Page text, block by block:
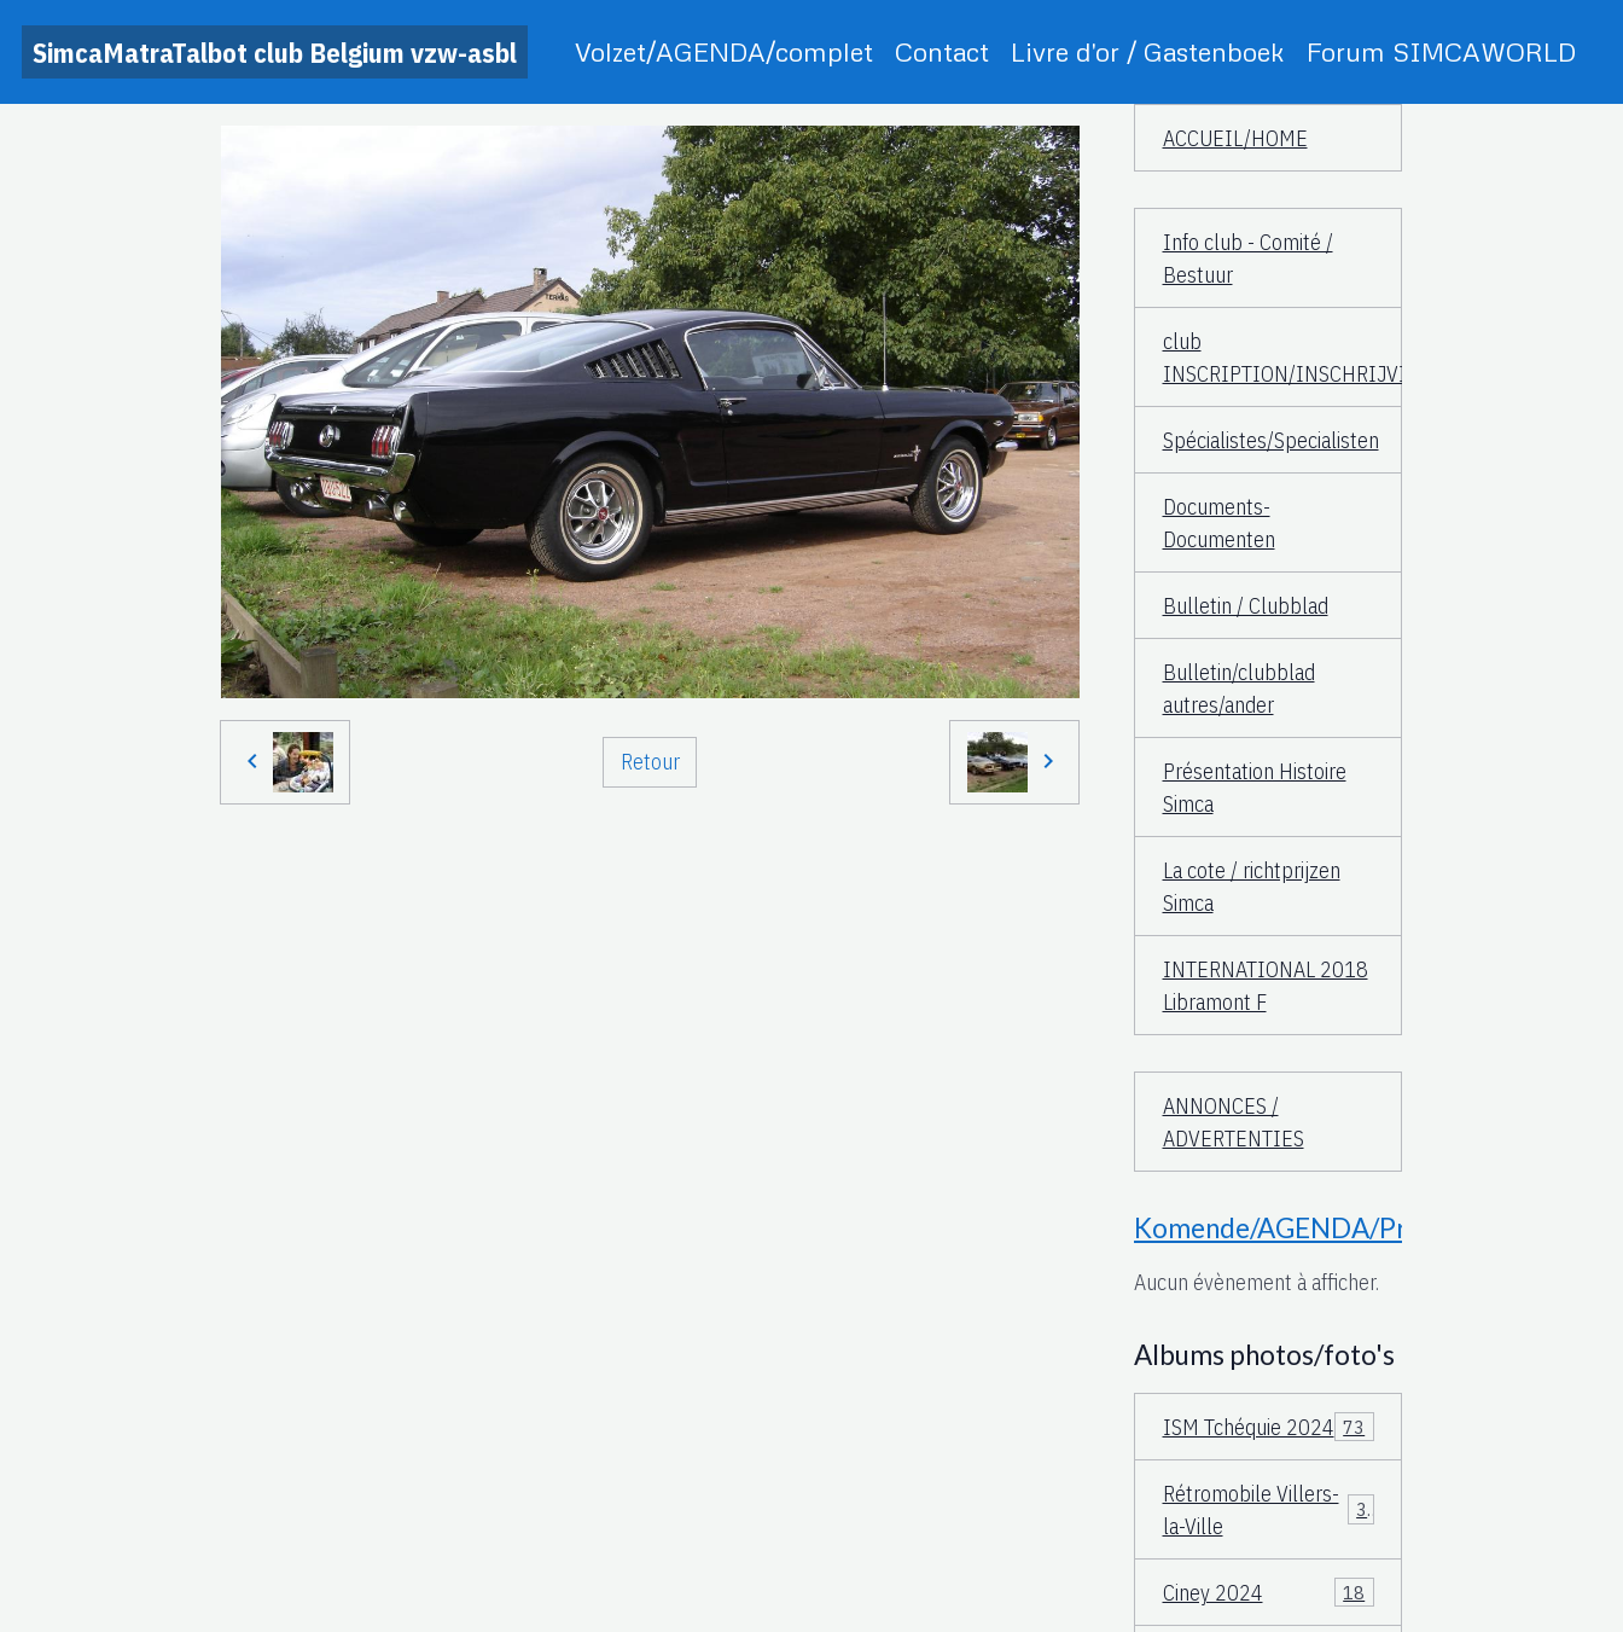
SimcaMatraTalbot club Belgium vzw-asbl Volzet/AGENDA/complet Contact Livre d'or / Gastenboek Forum SIMCAWORLD
Retour
ACCUEIL/HOME
Info club - Comité /
Bestuur
club
INSCRIPTION/INSCHRIJVING
Spécialistes/Specialisten
Documents-
Documenten
Bulletin / Clubblad
Bulletin/clubblad
autres/ander
Présentation Histoire
Simca
La cote / richtprijzen
Simca
INTERNATIONAL 2018
Libramont F
ANNONCES /
ADVERTENTIES
Komende/AGENDA/Proche
Aucun évènement à afficher.
Albums photos/foto's
ISM Tchéquie 2024 73
Rétromobile Villers-
la-Ville
3
Ciney 2024 18